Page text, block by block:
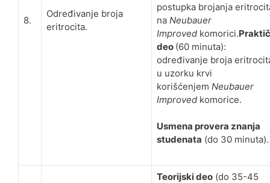
8.
Određivanje broja
eritrocita.
postupka brojanja
na Neubauer
Improved komorici.
deo (60 minuta):
određivanje broja
u uzorku krvi
korišćenjem Neubauer
Improved komorice.
Usmena provera znanja
studenata (do 30 minuta).
Teorijski deo (do 35-45